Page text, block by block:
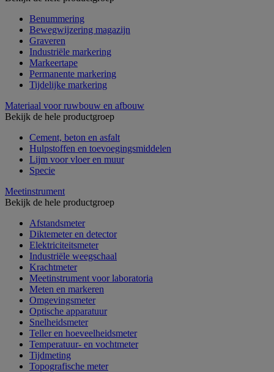
Benummering
Bewegwijzering magazijn
Graveren
Industriële markering
Markeertape
Permanente markering
Tijdelijke markering
Materiaal voor ruwbouw en afbouw
Bekijk de hele productgroep
Cement, beton en asfalt
Hulpstoffen en toevoegingsmiddelen
Lijm voor vloer en muur
Specie
Meetinstrument
Bekijk de hele productgroep
Afstandsmeter
Diktemeter en detector
Elektriciteitsmeter
Industriële weegschaal
Krachtmeter
Meetinstrument voor laboratoria
Meten en markeren
Omgevingsmeter
Optische apparatuur
Snelheidsmeter
Teller en hoeveelheidsmeter
Temperatuur- en vochtmeter
Tijdmeting
Topografische meter